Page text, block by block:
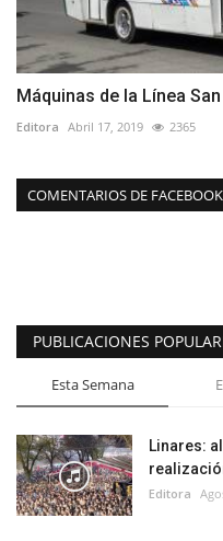
Máquinas de la Línea
Editora Abril 17, 2019 2365
COMENTARIOS DE FACEBOOK
PUBLICACIONES
Esta Semana
Linares:
Editora